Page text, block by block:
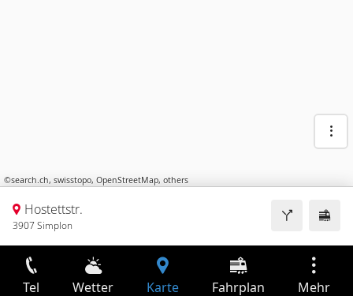
©search.ch, swisstopo, OpenStreetMap, others
Hostettstr.
3907 Simplon
Tel Wetter Karte Fahrplan Mehr